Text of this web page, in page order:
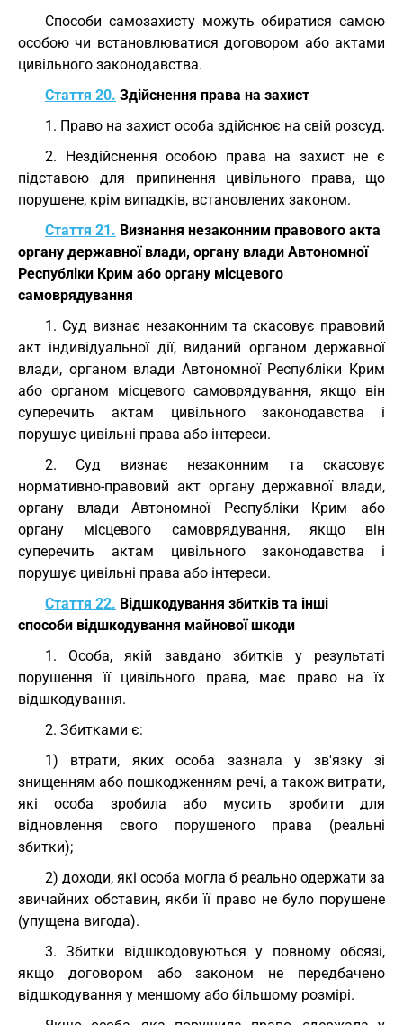
Способи самозахисту можуть обиратися самою
особою чи встановлюватися договором або актами
цивільного законодавства.
Стаття 20. Здійснення права на захист
1. Право на захист особа здійснює на свій розсуд.
2. Нездійснення особою права на захист не є
підставою для припинення цивільного права, що
порушене, крім випадків, встановлених законом.
Стаття 21. Визнання незаконним правового акта
органу державної влади, органу влади Автономної
Республіки Крим або органу місцевого
самоврядування
1. Суд визнає незаконним та скасовує правовий
акт індивідуальної дії, виданий органом державної
влади, органом влади Автономної Республіки Крим
або органом місцевого самоврядування, якщо він
суперечить актам цивільного законодавства і
порушує цивільні права або інтереси.
2. Суд визнає незаконним та скасовує
нормативно-правовий акт органу державної влади,
органу влади Автономної Республіки Крим або
органу місцевого самоврядування, якщо він
суперечить актам цивільного законодавства і
порушує цивільні права або інтереси.
Стаття 22. Відшкодування збитків та інші
способи відшкодування майнової шкоди
1. Особа, якій завдано збитків у результаті
порушення її цивільного права, має право на їх
відшкодування.
2. Збитками є:
1) втрати, яких особа зазнала у зв'язку зі
знищенням або пошкодженням речі, а також витрати,
які особа зробила або мусить зробити для
відновлення свого порушеного права (реальні
збитки);
2) доходи, які особа могла б реально одержати за
звичайних обставин, якби її право не було порушене
(упущена вигода).
3. Збитки відшкодовуються у повному обсязі,
якщо договором або законом не передбачено
відшкодування у меншому або більшому розмірі.